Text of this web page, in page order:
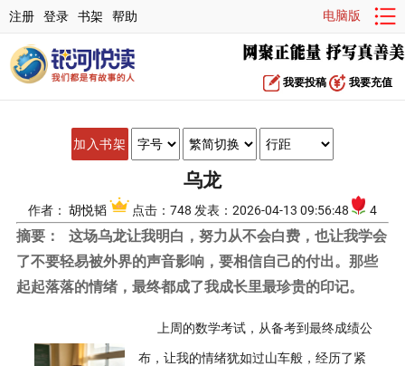
注册 登录 书架 帮助 电脑版
我要投稿 我要充值
加入书架
乌龙
作者： 胡悦韬 点击：748 发表：2026-04-13 09:56:48 4
摘要：
这场乌龙让我明白，努力从不会白费，也让我学会
了不要轻易被外界的声音影响，要相信自己的付出。那些
起起落落的情绪，最终都成了我成长里最珍贵的印记。
上周的数学考试，从备考到最终成绩公
布，让我的情绪犹如过山车般，经历了紧